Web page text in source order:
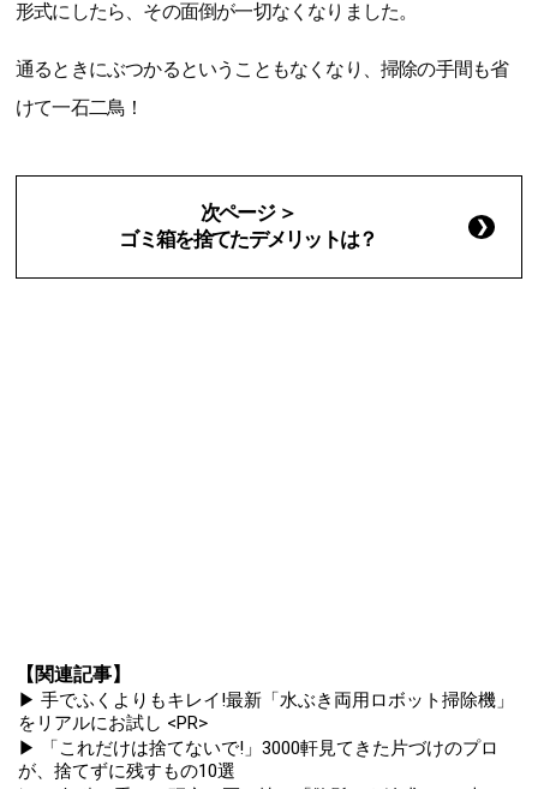
形式にしたら、その面倒が一切なくなりました。
通るときにぶつかるということもなくなり、掃除の手間も省
けて一石二鳥！
次ページ ＞
ゴミ箱を捨てたデメリットは？
【関連記事】
▶ 手でふくよりもキレイ!最新「水ぶき両用ロボット掃除機」
をリアルにお試し <PR>
▶ 「これだけは捨てないで!」3000軒見てきた片づけのプロ
が、捨てずに残すもの10選